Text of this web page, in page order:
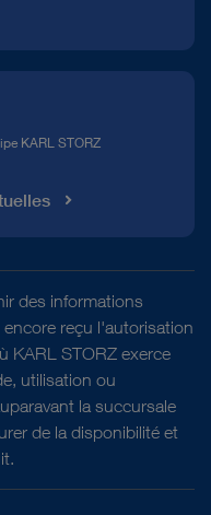
KARL STORZ
des informations
reçu l'autorisation
KARL STORZ exerce
utilisation ou
la succursale
de la disponibilité et